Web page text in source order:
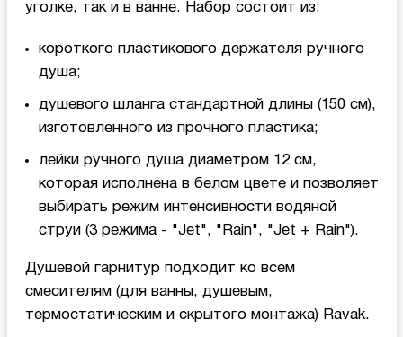
уголке, так и в ванне. Набор состоит из:
короткого пластикового держателя ручного
душа;
душевого шланга стандартной длины (150 см),
изготовленного из прочного пластика;
лейки ручного душа диаметром 12 см,
которая исполнена в белом цвете и позволяет
выбирать режим интенсивности водяной
струи (3 режима - "Jet", "Rain", "Jet + Rain").
Душевой гарнитур подходит ко всем
смесителям (для ванны, душевым,
термостатическим и скрытого монтажа) Ravak.